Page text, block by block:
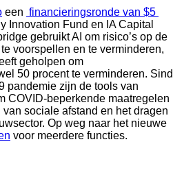
een financieringsronde van $5
Innovation Fund en IA Capital
gebruikt AI om risico’s op de
voorspellen en te verminderen,
geholpen om
50 procent te verminderen.
pandemie zijn de tools van
COVID-beperkende maatregelen
sociale afstand en het dragen
Op weg naar het nieuwe
voor meerdere functies.